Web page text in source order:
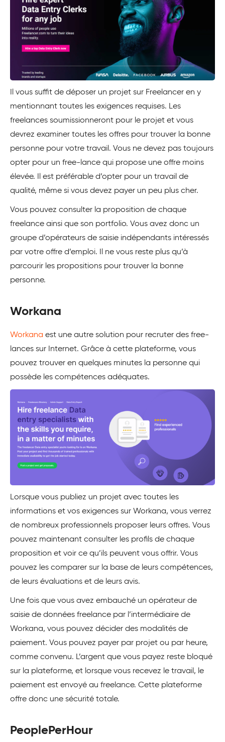
Il vous suffit de déposer un projet sur Freelancer en y
mentionnant toutes les exigences requises. Les
freelances soumissionneront pour le projet et vous
devrez examiner toutes les offres pour trouver la bonne
personne pour votre travail. Vous ne devez pas toujours
opter pour un free-lance qui propose une offre moins
élevée. Il est préférable d’opter pour un travail de
qualité, même si vous devez payer un peu plus cher.
Vous pouvez consulter la proposition de chaque
freelance ainsi que son portfolio. Vous avez donc un
groupe d’opérateurs de saisie indépendants intéressés
par votre offre d’emploi. Il ne vous reste plus qu’à
parcourir les propositions pour trouver la bonne
personne.
Workana
Workana est une autre solution pour recruter des free-
lances sur Internet. Grâce à cette plateforme, vous
pouvez trouver en quelques minutes la personne qui
possède les compétences adéquates.
Lorsque vous publiez un projet avec toutes les
informations et vos exigences sur Workana, vous verrez
de nombreux professionnels proposer leurs offres. Vous
pouvez maintenant consulter les profils de chaque
proposition et voir ce qu’ils peuvent vous offrir. Vous
pouvez les comparer sur la base de leurs compétences,
de leurs évaluations et de leurs avis.
Une fois que vous avez embauché un opérateur de
saisie de données freelance par l’intermédiaire de
Workana, vous pouvez décider des modalités de
paiement. Vous pouvez payer par projet ou par heure,
comme convenu. L’argent que vous payez reste bloqué
sur la plateforme, et lorsque vous recevez le travail, le
paiement est envoyé au freelance. Cette plateforme
offre donc une sécurité totale.
PeoplePerHour